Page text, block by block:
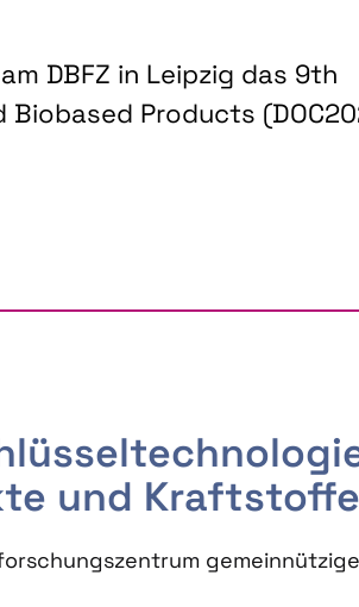
DBFZ in Leipzig das 9th
Products
AND BIOBASED PRODUCTS
und
gemeinnützige